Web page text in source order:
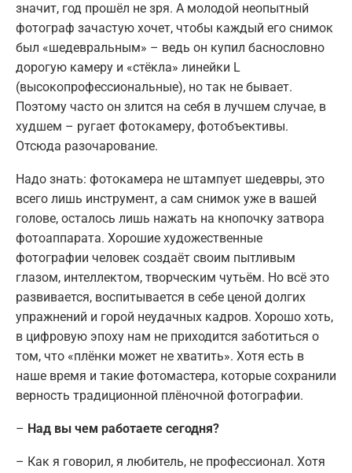
значит, год прошёл не зря. А молодой неопытный
фотограф зачастую хочет, чтобы каждый его снимок
был «шедевральным» – ведь он купил баснословно
дорогую камеру и «стёкла» линейки L
(высокопрофессиональные), но так не бывает.
Поэтому часто он злится на себя в лучшем случае, в
худшем – ругает фотокамеру, фотобъективы.
Отсюда разочарование.
Надо знать: фотокамера не штампует шедевры, это
всего лишь инструмент, а сам снимок уже в вашей
голове, осталось лишь нажать на кнопочку затвора
фотоаппарата. Хорошие художественные
фотографии человек создаёт своим пытливым
глазом, интеллектом, творческим чутьём. Но всё это
развивается, воспитывается в себе ценой долгих
упражнений и горой неудачных кадров. Хорошо хоть,
в цифровую эпоху нам не приходится заботиться о
том, что «плёнки может не хватить». Хотя есть в
наше время и такие фотомастера, которые сохранили
верность традиционной плёночной фотографии.
– Над вы чем работаете сегодня?
– Как я говорил, я любитель, не профессионал. Хотя